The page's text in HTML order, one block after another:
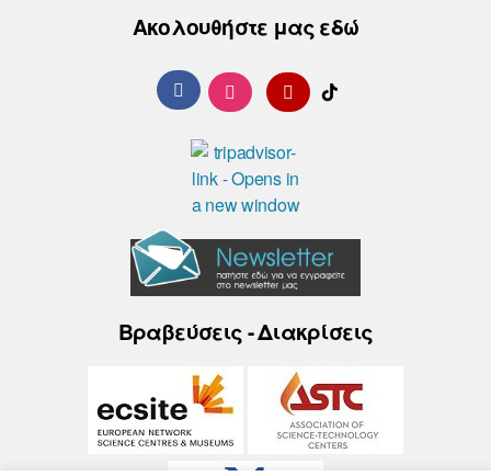
Ακολουθήστε μας εδώ
Βραβεύσεις - Διακρίσεις